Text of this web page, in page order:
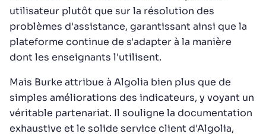
utilisateur plutôt que sur la résolution des
problèmes d'assistance, garantissant ainsi que la
plateforme continue de s'adapter à la manière
dont les enseignants l'utilisent.
Mais Burke attribue à Algolia bien plus que de
simples améliorations des indicateurs, y voyant un
véritable partenariat. Il souligne la documentation
exhaustive et le solide service client d'Algolia,